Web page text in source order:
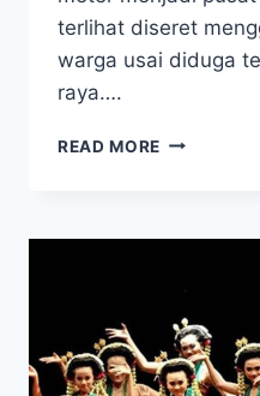
terlihat diseret
warga usai diduga
raya….
READ MORE VIRAL!
ULAR
METER
PAKAI
MOTOR
JADI